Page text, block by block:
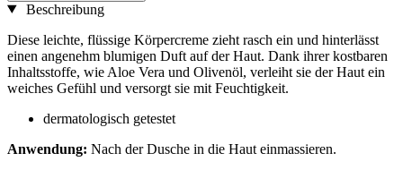
Beschreibung
Diese leichte, flüssige Körpercreme zieht rasch ein und hinterlässt
einen angenehm blumigen Duft auf der Haut. Dank ihrer kostbaren
Inhaltsstoffe, wie Aloe Vera und Olivenöl, verleiht sie der Haut ein
weiches Gefühl und versorgt sie mit Feuchtigkeit.
dermatologisch getestet
Anwendung: Nach der Dusche in die Haut einmassieren.